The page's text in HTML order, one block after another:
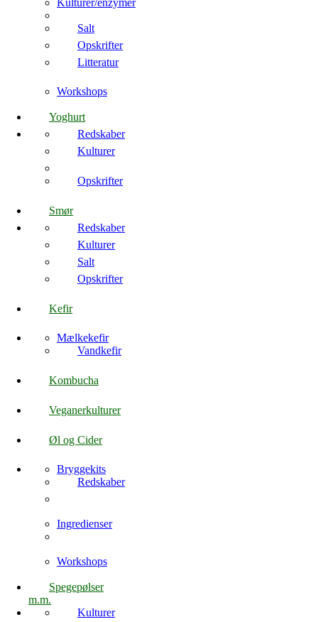
Salt
Opskrifter
Litteratur
Workshops
Yoghurt
Redskaber
Kulturer
Opskrifter
Smør
Redskaber
Kulturer
Salt
Opskrifter
Kefir
Mælkekefir
Vandkefir
Kombucha
Veganerkulturer
Øl og Cider
Bryggekits
Redskaber
Ingredienser
Workshops
Spegepølser
m.m.
Kulturer